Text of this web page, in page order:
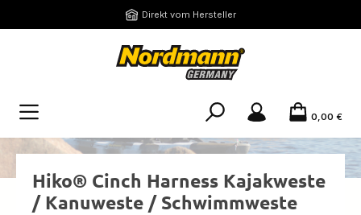
Zum Hauptinhalt springen Direkt vom Hersteller
0,00 €
Hiko® Cinch Harness Kajakweste
/ Kanuweste / Schwimmweste